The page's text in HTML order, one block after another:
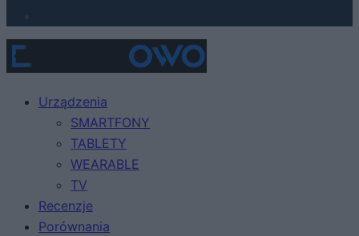
Urządzenia
SMARTFONY
TABLETY
WEARABLE
TV
Recenzje
Porównania